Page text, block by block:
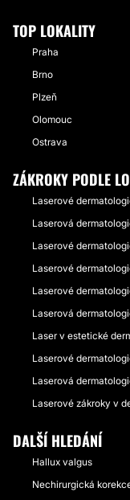
TOP LOKALITY
Praha
Brno
Plzeň
Olomouc
Ostrava
ZÁKROKY PODLE
Laserové
Laserová
Laserové
Laserové
Laserové
Laserová
Laser v estetické
Laserové
Laserová
Laserové zákroky v
DALŠÍ HLEDÁNÍ
Hallux valgus
Nechirurgická